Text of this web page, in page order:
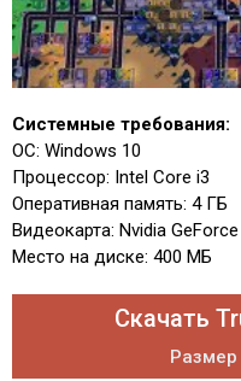
Системные требования:
ОС: Windows 10
Процессор: Intel Core i3
Оперативная память: 4 ГБ
Видеокарта: Nvidia
Место на диске: 400 МБ
Скачать
Размер